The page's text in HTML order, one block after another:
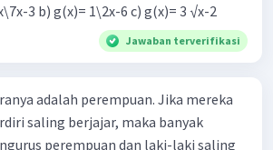
3 b) g(x)= 1\2x-6 c) g(x)= 3 √x-2
Jawaban terverifikasi
adalah perempuan. Jika mereka
saling berjajar, maka banyak
perempuan dan laki-laki saling